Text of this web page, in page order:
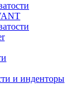
и инденторы